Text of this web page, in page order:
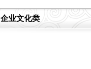
企业文化类